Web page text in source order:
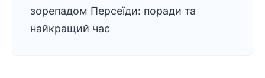
зорепадом Персеїди: поради та
найкращий час